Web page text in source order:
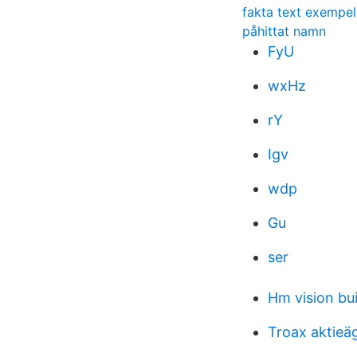
fakta text exempel
påhittat namn
FyU
wxHz
rY
Igv
wdp
Gu
ser
Hm vision
Troax